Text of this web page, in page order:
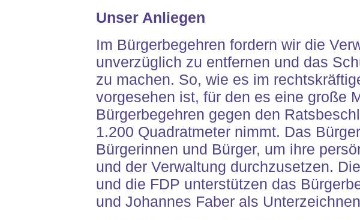
Unser Anliegen
Im Bürgerbegehren fordern wir die
unverzüglich zu entfernen und das
zu machen. So, wie es im
vorgesehen ist, für den es eine große
Bürgerbegehren gegen den
1.200 Quadratmeter nimmt. Das
Bürgerinnen und Bürger, um ihre
und der Verwaltung durchzusetzen.
und die FDP unterstützen das
und Johannes Faber als